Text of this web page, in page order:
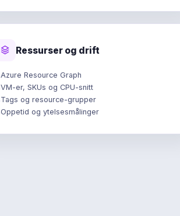
Ressurser og drift
Azure Resource Graph
VM-er, SKUs og CPU-snitt
Tags og resource-grupper
Oppetid og ytelsesmålinger